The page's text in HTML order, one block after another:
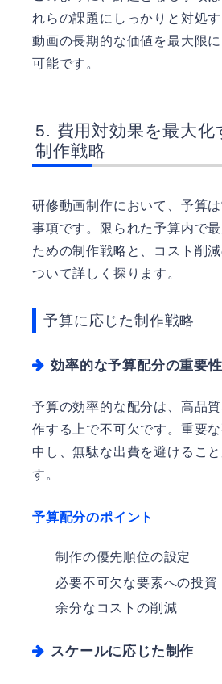
れらの課題にしっかりと対処
動画の長期的な価値を最大限
可能です。
費用対効果を最大化
制作戦略
研修動画制作において、予算
事項です。限られた予算内で
ための制作戦略と、コスト削
ついて詳しく探ります。
予算に応じた制作戦略
効率的な予算配分の重要性
予算の効率的な配分は、高品
作する上で不可欠です。重要
中し、無駄な出費を避けるこ
す。
予算配分のポイント
制作の優先順位の設定
必要不可欠な要素への投資
余分なコストの削減
スケールに応じた制作